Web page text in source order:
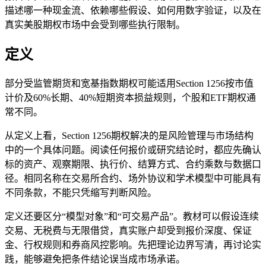
描述哪一种现金流、依赖哪些假设、如何用数字验证，以及在
真实美股期权市场中会受到哪些执行限制。
定义
部分受监管期货和宽基指数期权可能适用Section 1256按市值
计价及60%长期、40%短期资本损益规则，个股和ETF期权通
常不同。
从定义上看，Section 1256期权解决的是风险管理与市场结构
中的一个具体问题。阅读任何报价或研究结论时，都应先确认
标的资产、观察期限、执行价、结算方式、合约乘数与数据口
径。相同名称在交易所合约、场外协议和学术模型中可能具有
不同条款，不能只凭缩写判断风险。
定义还要区分“模型对象”和“可交易产品”。教材可以假设连续
交易、无税费与无限借贷，真实账户却受到报价深度、保证
金、行权规则和券商风控影响。先把理论边界写清，再讨论实
践，能够避免把条件结论误当成市场承诺。